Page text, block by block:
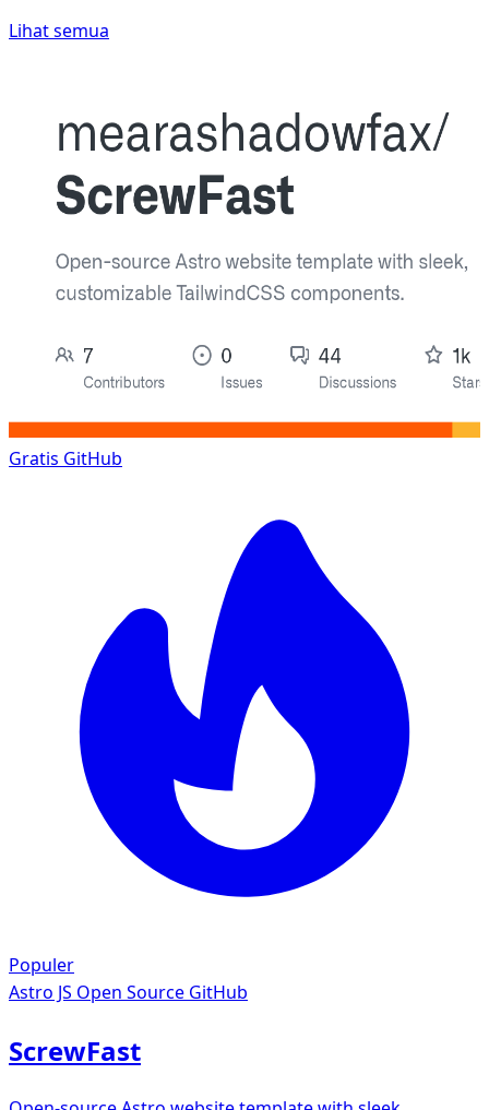
Lihat semua
Gratis GitHub
Populer
Astro JS Open Source GitHub
ScrewFast